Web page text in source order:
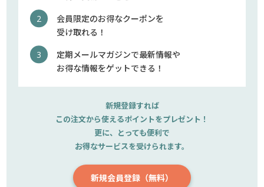
会員限定のお得なクーポンを
受け取れる！
定期メールマガジンで最新情報や
お得な情報をゲットできる！
新規登録すれば
この注文から使えるポイントをプレゼント！
更に、とっても便利で
お得なサービスを受けられます。
新規会員登録（無料）